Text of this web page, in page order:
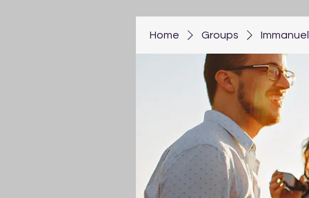
Home Groups